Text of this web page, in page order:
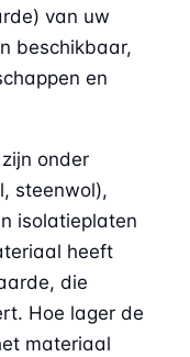
van uw
beschikbaar,
en
onder
steenwol),
isolatieplaten
heeft
die
Hoe lager de
materiaal